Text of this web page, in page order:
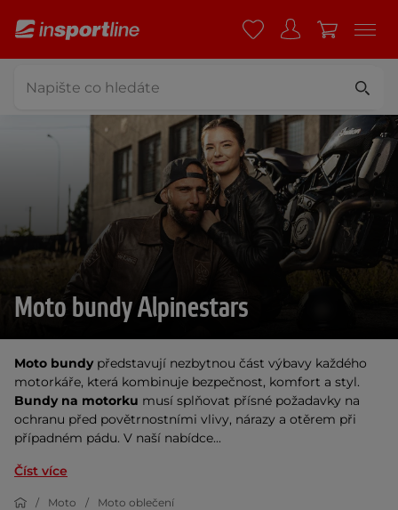
Moto bundy Alpinestars
Moto bundy představují nezbytnou část výbavy každého
Bundy na motorku musí splňovat přísné požadavky na
ochranu před povětrnostními vlivy, nárazy a otěrem při
případném pádu. V naší nabídce...
Číst více
Moto Moto oblečení